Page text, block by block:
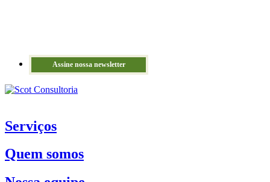
Assine nossa newsletter
Serviços
Quem somos